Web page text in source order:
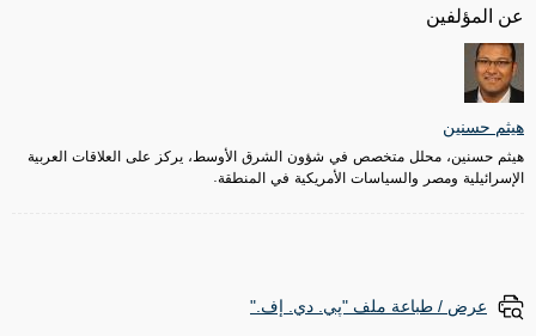
عن المؤلفين
هيثم حسنين
هيثم حسنين، محلل متخصص في شؤون الشرق الأوسط، يركز على العلاقات العربية
الإسرائيلية ومصر والسياسات الأمريكية في المنطقة.
عرض / طباعة ملف "پي. دي. إف."